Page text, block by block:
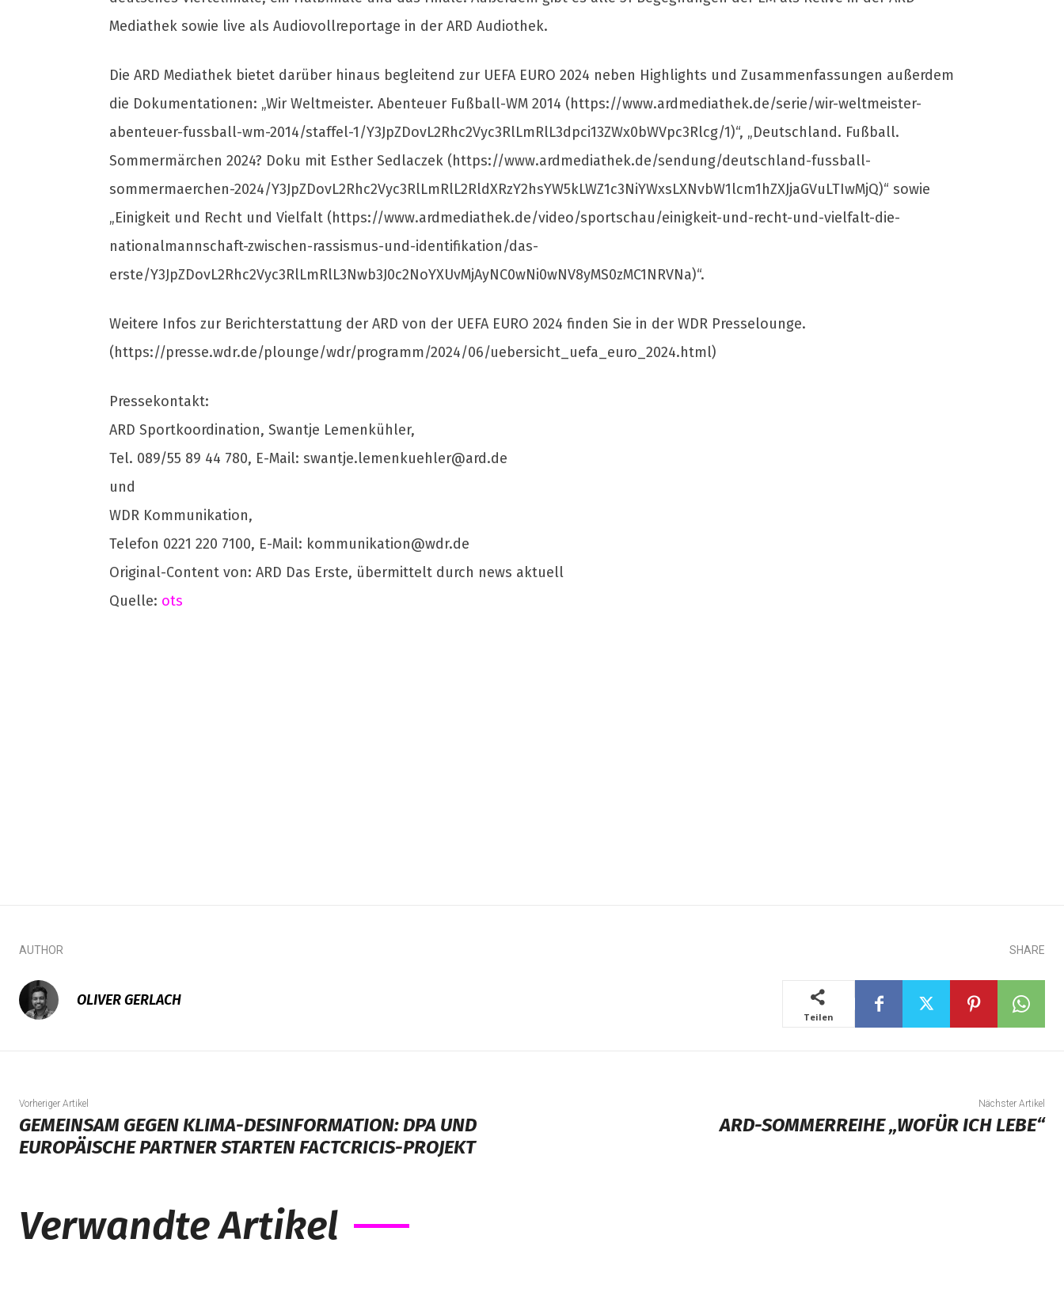
Mediathek sowie live als Audiovollreportage in der ARD Audiothek.
Die ARD Mediathek bietet darüber hinaus begleitend zur UEFA EURO 2024 neben Highlights und Zusammenfassungen außerdem
die Dokumentationen: „Wir Weltmeister. Abenteuer Fußball-WM 2014 (https://www.ardmediathek.de/serie/wir-weltmeister-
abenteuer-fussball-wm-2014/staffel-1/Y3JpZDovL2Rhc2Vyc3RlLmRlL3dpci13ZWx0bWVpc3Rlcg/1)“, „Deutschland. Fußball.
Sommermärchen 2024? Doku mit Esther Sedlaczek (https://www.ardmediathek.de/sendung/deutschland-fussball-
sommermaerchen-2024/Y3JpZDovL2Rhc2Vyc3RlLmRlL2RldXRzY2hsYW5kLWZ1c3NiYWxsLXNvbW1lcm1hZXJjaGVuLTIwMjQ)“ sowie
„Einigkeit und Recht und Vielfalt (https://www.ardmediathek.de/video/sportschau/einigkeit-und-recht-und-vielfalt-die-
nationalmannschaft-zwischen-rassismus-und-identifikation/das-
erste/Y3JpZDovL2Rhc2Vyc3RlLmRlL3Nwb3J0c2NoYXUvMjAyNC0wNi0wNV8yMS0zMC1NRVNa)“.
Weitere Infos zur Berichterstattung der ARD von der UEFA EURO 2024 finden Sie in der WDR Presselounge.
(https://presse.wdr.de/plounge/wdr/programm/2024/06/uebersicht_uefa_euro_2024.html)
Pressekontakt:
ARD Sportkoordination, Swantje Lemenkühler,
Tel. 089/55 89 44 780, E-Mail: swantje.lemenkuehler@ard.de
und
WDR Kommunikation,
Telefon 0221 220 7100, E-Mail: kommunikation@wdr.de
Original-Content von: ARD Das Erste, übermittelt durch news aktuell
Quelle: ots
AUTHOR
OLIVER GERLACH
SHARE
Teilen
Vorheriger Artikel
GEMEINSAM GEGEN KLIMA-DESINFORMATION: DPA UND
EUROPÄISCHE PARTNER STARTEN FACTCRICIS-PROJEKT
Nächster Artikel
ARD-SOMMERREIHE „WOFÜR ICH LEBE“
Verwandte Artikel